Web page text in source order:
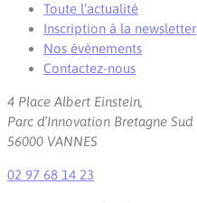
Toute l’actualité
Inscription à la newsletter
Nos évènements
Contactez-nous
4 Place Albert Einstein,
Parc d’Innovation Bretagne Sud
56000 VANNES
02 97 68 14 23